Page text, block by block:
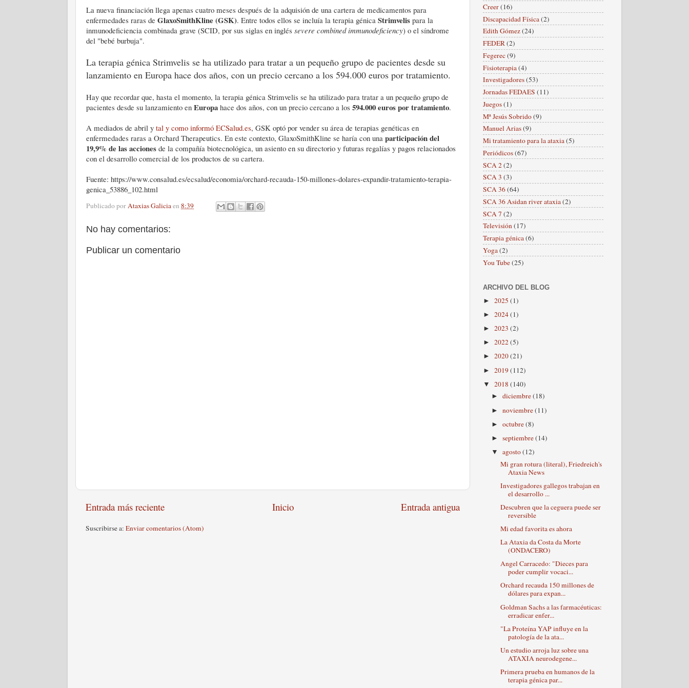
La nueva financiación llega apenas cuatro meses después de la adquisión de una cartera de medicamentos para
enfermedades raras de GlaxoSmithKline (GSK). Entre todos ellos se incluía la terapia génica Strimvelis para la
inmunodeficiencia combinada grave (SCID, por sus siglas en inglés severe combined immunodeficiency) o el síndrome
del "bebé burbuja".
La terapia génica Strimvelis se ha utilizado para tratar a un pequeño grupo de pacientes desde su
lanzamiento en Europa hace dos años, con un precio cercano a los 594.000 euros por tratamiento.
Hay que recordar que, hasta el momento, la terapia génica Strimvelis se ha utilizado para tratar a un pequeño grupo de
pacientes desde su lanzamiento en Europa hace dos años, con un precio cercano a los 594.000 euros por tratamiento.
A mediados de abril y tal y como informó ECSalud.es, GSK optó por vender su área de terapias genéticas en
enfermedades raras a Orchard Therapeutics. En este contexto, GlaxoSmithKline se haría con una participación del
19,9% de las acciones de la compañía biotecnológica, un asiento en su directorio y futuras regalías y pagos relacionados
con el desarrollo comercial de los productos de su cartera.
Fuente: https://www.consalud.es/ecsalud/economia/orchard-recauda-150-millones-dolares-expandir-tratamiento-terapia-
genica_53886_102.html
Publicado por Ataxias Galicia en 8:39
No hay comentarios:
Publicar un comentario
Entrada más reciente Entrada antigua
Inicio
Suscribirse a: Enviar comentarios (Atom)
Creer(16)
Discapacidad Física(2)
Edith Gómez(24)
FEDER(2)
Fegerec(9)
Fisioterapia(4)
Investigadores(53)
Jornadas FEDAES (11)
Juegos(1)
Mª Jesús Sobrido(9)
Manuel Arias(9)
Mi tratamiento para la ataxia(5)
Periódicos(67)
SCA 2(2)
SCA 3 (3)
SCA 36(64)
SCA 36 Asidan river ataxia(2)
SCA 7 (2)
Televisión(17)
Terapia génica(6)
Yoga(2)
You Tube(25)
ARCHIVO DEL BLOG
► 2025 (1)
► 2024(1)
► 2023 (2)
► 2022(5)
► 2020(21)
► 2019(112)
▼ 2018 (140)
►diciembre(18)
►noviembre(11)
►octubre(8)
►septiembre(14)
▼agosto(12)
Mi gran rotura (literal), Friedreich's
Ataxia News
Investigadores gallegos trabajan en
el desarrollo ...
Descubren que la ceguera puede ser
reversible
Mi edad favorita es ahora
La Ataxia da Costa da Morte
(ONDACERO)
Angel Carracedo: "Dieces para
poder cumplir vocaci...
Orchard recauda 150 millones de
dólares para expan...
Goldman Sachs a las farmacéuticas:
erradicar enfer...
"La Proteína YAP influye en la
patología de la ata...
Un estudio arroja luz sobre una
ATAXIA neurodegene...
Primera prueba en humanos de la
terapia génica par...